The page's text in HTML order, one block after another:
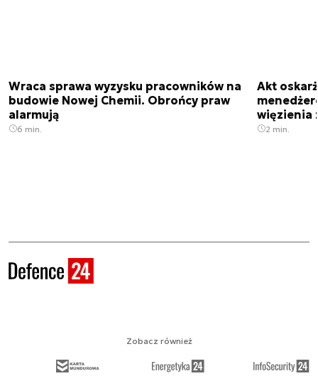
Wraca sprawa wyzysku pracowników na
budowie Nowej Chemii. Obrońcy praw
alarmują
6 min.
Akt
więzienia
2 min.
Zobacz również